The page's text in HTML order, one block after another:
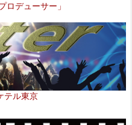
ロデューサー」
テル東京